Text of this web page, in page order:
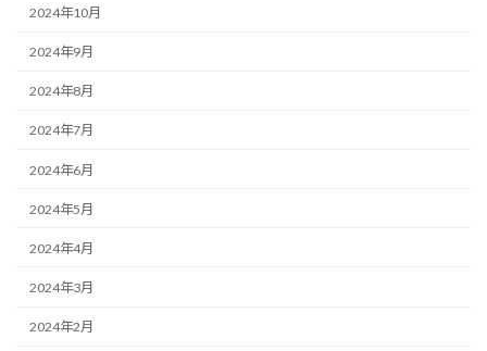
2024年10月
2024年9月
2024年8月
2024年7月
2024年6月
2024年5月
2024年4月
2024年3月
2024年2月